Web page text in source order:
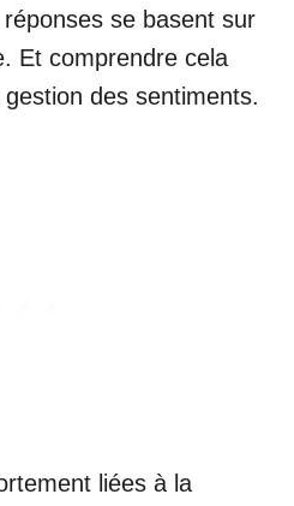
réponses se basent sur
Et comprendre cela
des sentiments.
liées à la